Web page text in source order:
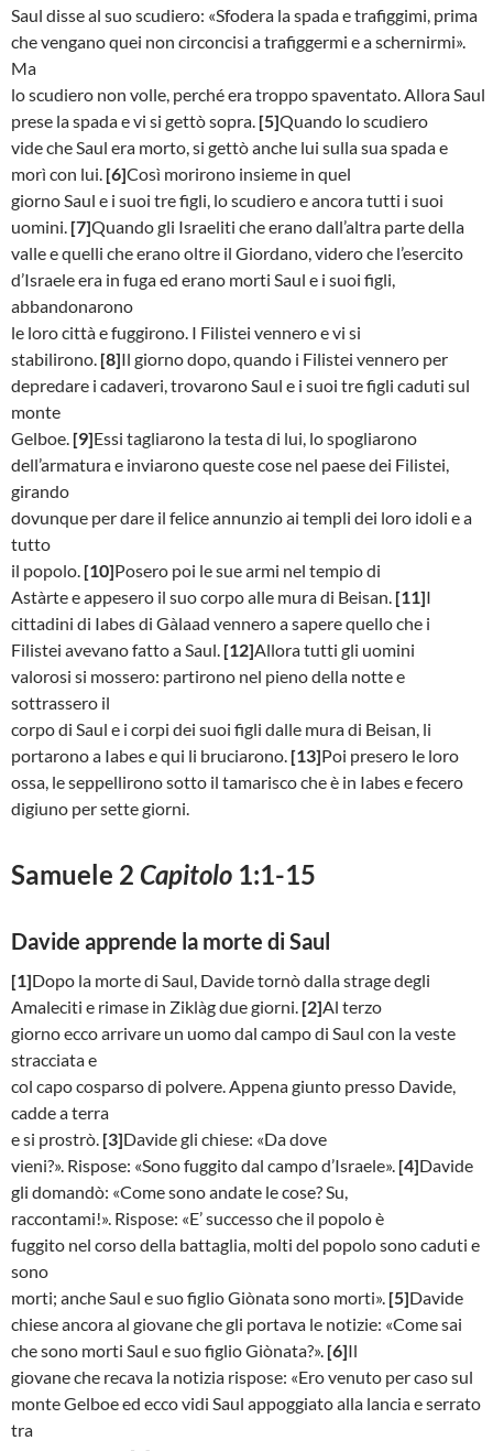
Saul disse al suo scudiero: «Sfodera la spada e trafiggimi, prima
che vengano quei non circoncisi a trafiggermi e a schernirmi».
Ma
lo scudiero non volle, perché era troppo spaventato. Allora Saul
prese la spada e vi si gettò sopra. [5]Quando lo scudiero
vide che Saul era morto, si gettò anche lui sulla sua spada e
morì con lui. [6]Così morirono insieme in quel
giorno Saul e i suoi tre figli, lo scudiero e ancora tutti i suoi
uomini. [7]Quando gli Israeliti che erano dall’altra parte della
valle e quelli che erano oltre il Giordano, videro che l’esercito
d’Israele era in fuga ed erano morti Saul e i suoi figli,
abbandonarono
le loro città e fuggirono. I Filistei vennero e vi si
stabilirono. [8]Il giorno dopo, quando i Filistei vennero per
depredare i cadaveri, trovarono Saul e i suoi tre figli caduti sul
monte
Gelboe. [9]Essi tagliarono la testa di lui, lo spogliarono
dell’armatura e inviarono queste cose nel paese dei Filistei,
girando
dovunque per dare il felice annunzio ai templi dei loro idoli e a
tutto
il popolo. [10]Posero poi le sue armi nel tempio di
Astàrte e appesero il suo corpo alle mura di Beisan. [11]I
cittadini di Iabes di Gàlaad vennero a sapere quello che i
Filistei avevano fatto a Saul. [12]Allora tutti gli uomini
valorosi si mossero: partirono nel pieno della notte e
sottrassero il
corpo di Saul e i corpi dei suoi figli dalle mura di Beisan, li
portarono a Iabes e qui li bruciarono. [13]Poi presero le loro
ossa, le seppellirono sotto il tamarisco che è in Iabes e fecero
digiuno per sette giorni.
Samuele 2 Capitolo 1:1-15
Davide apprende la morte di Saul
[1]Dopo la morte di Saul, Davide tornò dalla strage degli
Amaleciti e rimase in Ziklàg due giorni. [2]Al terzo
giorno ecco arrivare un uomo dal campo di Saul con la veste
stracciata e
col capo cosparso di polvere. Appena giunto presso Davide,
cadde a terra
e si prostrò. [3]Davide gli chiese: «Da dove
vieni?». Rispose: «Sono fuggito dal campo d’Israele». [4]Davide
gli domandò: «Come sono andate le cose? Su,
raccontami!». Rispose: «E’ successo che il popolo è
fuggito nel corso della battaglia, molti del popolo sono caduti e
sono
morti; anche Saul e suo figlio Giònata sono morti». [5]Davide
chiese ancora al giovane che gli portava le notizie: «Come sai
che sono morti Saul e suo figlio Giònata?». [6]Il
giovane che recava la notizia rispose: «Ero venuto per caso sul
monte Gelboe ed ecco vidi Saul appoggiato alla lancia e serrato
tra